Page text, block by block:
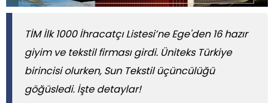
TİM İlk 1000 İhracatçı Listesi’ne Ege'den 16 hazır
giyim ve tekstil firması girdi. Üniteks Türkiye
birincisi olurken, Sun Tekstil üçüncülüğü
göğüsledi. İşte detaylar!